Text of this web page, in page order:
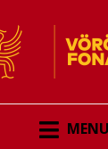
MENU